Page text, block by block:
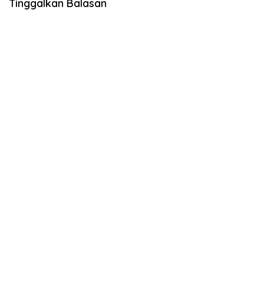
Tinggalkan Balasan